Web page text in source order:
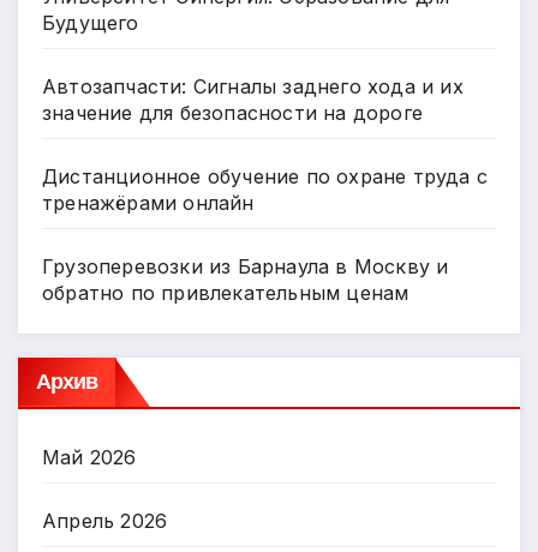
Будущего
Автозапчасти: Сигналы заднего хода и их
значение для безопасности на дороге
Дистанционное обучение по охране труда с
тренажёрами онлайн
Грузоперевозки из Барнаула в Москву и
обратно по привлекательным ценам
Архив
Май 2026
Апрель 2026